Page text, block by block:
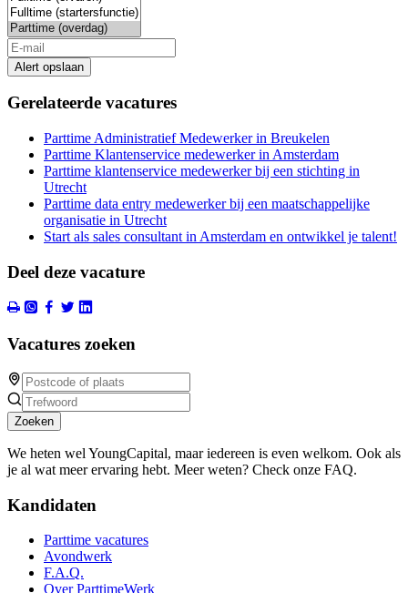
Alert opslaan
Gerelateerde vacatures
Parttime Administratief Medewerker in Breukelen
Parttime Klantenservice medewerker in Amsterdam
Parttime klantenservice medewerker bij een stichting in
Utrecht
Parttime data entry medewerker bij een maatschappelijke
organisatie in Utrecht
Start als sales consultant in Amsterdam en ontwikkel je talent!
Deel deze vacature
Vacatures zoeken
Zoeken
We heten wel YoungCapital, maar iedereen is even welkom. Ook als
je al wat meer ervaring hebt. Meer weten? Check onze FAQ.
Kandidaten
Parttime vacatures
Avondwerk
F.A.Q.
Over ParttimeWerk